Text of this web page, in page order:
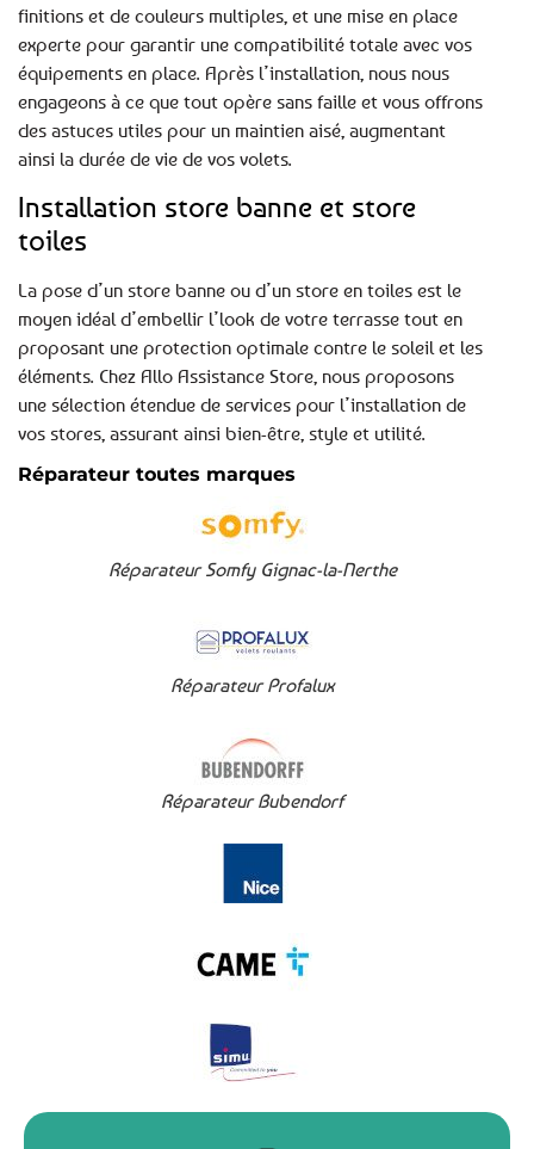
finitions et de couleurs multiples, et une mise en place
experte pour garantir une compatibilité totale avec vos
équipements en place. Après l’installation, nous nous
engageons à ce que tout opère sans faille et vous offrons
des astuces utiles pour un maintien aisé, augmentant
ainsi la durée de vie de vos volets.
Installation store banne et store
toiles
La pose d’un store banne ou d’un store en toiles est le
moyen idéal d’embellir l’look de votre terrasse tout en
proposant une protection optimale contre le soleil et les
éléments. Chez Allo Assistance Store, nous proposons
une sélection étendue de services pour l’installation de
vos stores, assurant ainsi bien-être, style et utilité.
Réparateur toutes marques
Réparateur Somfy Gignac-la-Nerthe
Réparateur Profalux
Réparateur Bubendorf